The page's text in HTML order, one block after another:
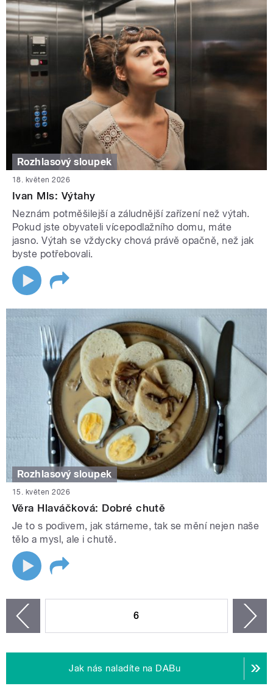
Rozhlasový sloupek
18. květen 2026
Ivan Mls: Výtahy
Neznám potměšilejší a záludnější zařízení než výtah.
Pokud jste obyvateli vícepodlažního domu, máte
jasno. Výtah se vždycky chová právě opačně, než jak
byste potřebovali.
Rozhlasový sloupek
15. květen 2026
Věra Hlaváčková: Dobré chutě
Je to s podivem, jak stárneme, tak se mění nejen naše
tělo a mysl, ale i chutě.
6
Jak nás naladíte na DABu